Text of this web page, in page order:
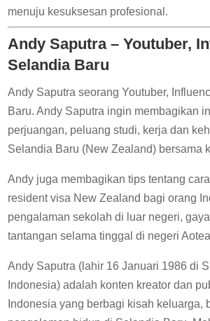
menuju kesuksesan profesional.
Andy Saputra – Youtuber,
Selandia Baru
Andy Saputra seorang Youtuber,
Baru. Andy Saputra ingin membagikan
perjuangan, peluang studi, kerja dan
Selandia Baru (New Zealand) bersama
Andy juga membagikan tips tentang
resident visa New Zealand bagi orang
pengalaman sekolah di luar negeri,
tantangan selama tinggal di negeri
Andy Saputra (lahir 16 Januari 1986 di
Indonesia) adalah konten kreator dan
Indonesia yang berbagi kisah keluarga,